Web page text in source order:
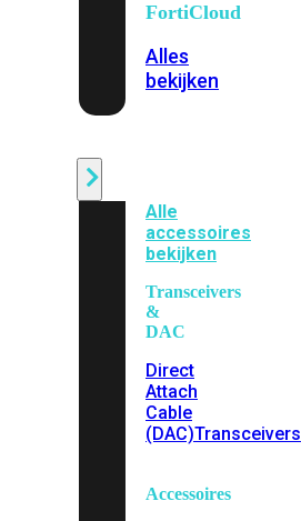
FortiCloud
Alles
bekijken
Alle
accessoires
bekijken
Transceivers
&
DAC
Direct
Attach
Cable
(DAC)Transceivers
Accessoires